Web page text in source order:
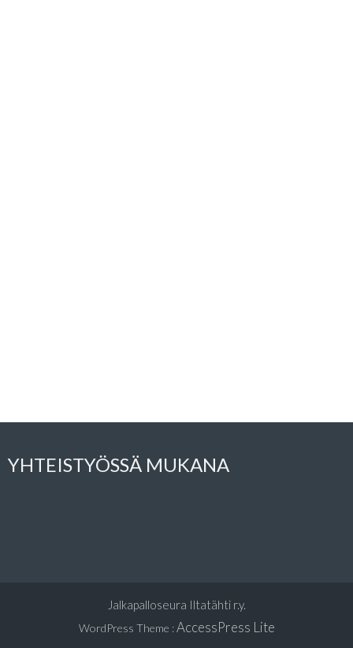
YHTEISTYÖSSÄ MUKANA
Jalkapalloseura Iltatähti r.y.
WordPress Theme : AccessPress Lite